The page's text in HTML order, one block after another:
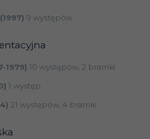
9 występów
1979) 10 występów, 2 bramki
1 występ
21 występów, 4 bramki